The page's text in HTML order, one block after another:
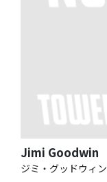
Jimi Goodwin
ジミ・グッドウィン